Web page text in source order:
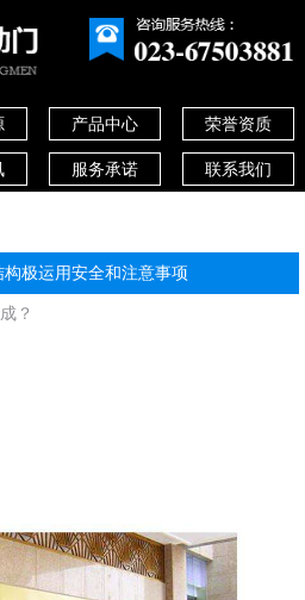
产品中心 荣誉资质
服务承诺 联系我们
构极运用安全和注意事项
？